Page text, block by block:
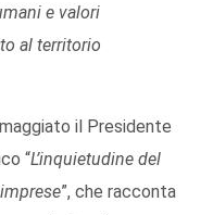
e valori
al territorio
il Presidente
“L’inquietudine del
”, che racconta